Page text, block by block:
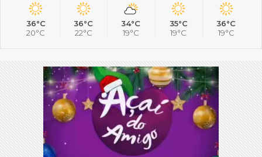
36°C
20°C
36°C
22°C
34°C
19°C
35°C
19°C
36°C
19°C